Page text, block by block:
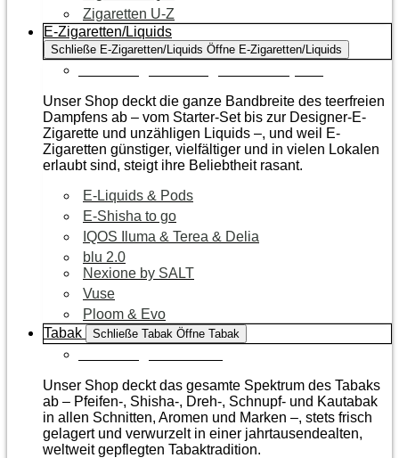
Zigaretten U-Z
E-Zigaretten/Liquids
Schließe E-Zigaretten/Liquids Öffne E-Zigaretten/Liquids
Unser Shop deckt die ganze Bandbreite des teerfreien
Dampfens ab – vom Starter-Set bis zur Designer-E-
Zigarette und unzähligen Liquids –, und weil E-
Zigaretten günstiger, vielfältiger und in vielen Lokalen
erlaubt sind, steigt ihre Beliebtheit rasant.
E-Liquids & Pods
E-Shisha to go
IQOS Iluma & Terea & Delia
blu 2.0
Nexione by SALT
Vuse
Ploom & Evo
Tabak
Schließe Tabak Öffne Tabak
Unser Shop deckt das gesamte Spektrum des Tabaks
ab – Pfeifen-, Shisha-, Dreh-, Schnupf- und Kautabak
in allen Schnitten, Aromen und Marken –, stets frisch
gelagert und verwurzelt in einer jahrtausendealten,
weltweit gepflegten Tabaktradition.